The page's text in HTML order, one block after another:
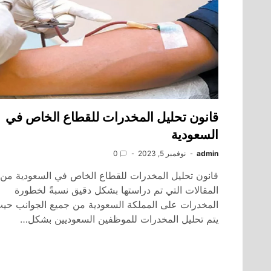
قانون تحليل المخدرات للقطاع الخاص في
السعودية
admin نوفمبر 5, 2023 0
قانون تحليل المخدرات للقطاع الخاص في السعودية من
المقالات التي تم دراستها بشكل دقيق نسبةً لخطورة
المخدرات على المملكة السعودية من جميع الجوانب
يتم تحليل المخدرات للموظفين السعوديين بشكل…